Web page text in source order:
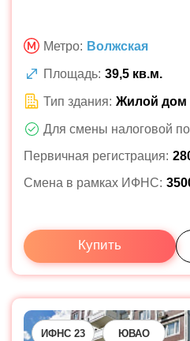
Метро: Волжская
Площадь: 39,5 кв.м.
Тип здания: Жилой дом
Для смены налоговой
Первичная регистрация:
Смена в рамках ИФНС:
Купить
ИФНС 23 ЮВАО